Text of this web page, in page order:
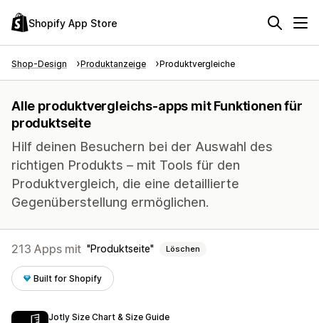
Shopify App Store
Shop-Design Produktanzeige Produktvergleiche
Alle produktvergleichs-apps mit Funktionen für
produktseite
Hilf deinen Besuchern bei der Auswahl des
richtigen Produkts – mit Tools für den
Produktvergleich, die eine detaillierte
Gegenüberstellung ermöglichen.
213 Apps mit Produktseite Löschen
Built for Shopify
Jotly Size Chart & Size Guide